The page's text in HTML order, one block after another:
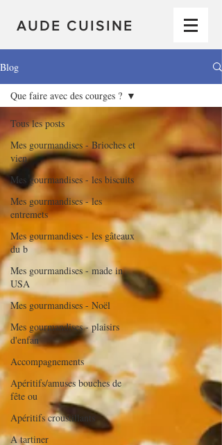
AUDE CUISINE
Blog
Tous les posts
Mes gourmandises - Brioches et
vien
Mes gourmandises - les biscuits
Mes gourmandises - les
entremets
Mes gourmandises - les gâteaux
du b
Mes gourmandises - made in
USA
Mes gourmandises - Noël
Mes gourmandises - plaisirs
d'enfan
Accompagnements
Apéritifs/amuses bouches de
fête ou
Apéritifs croustillants
A tartiner
Que faire avec des courges ?